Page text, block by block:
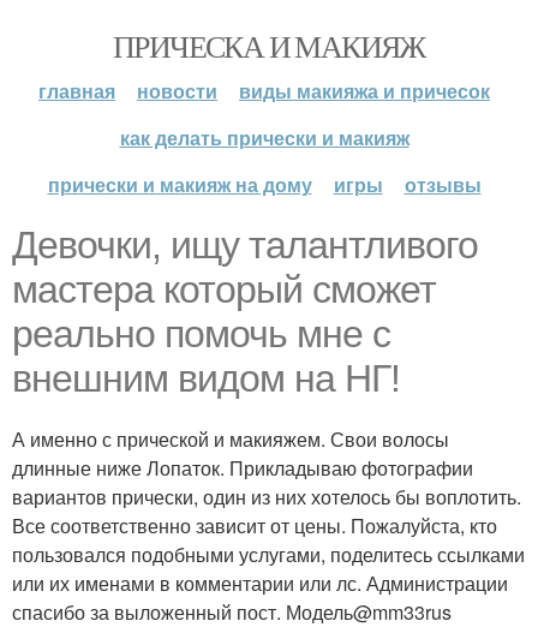
ПРИЧЕСКА И МАКИЯЖ
главная новости
виды макияжа и причесок
как делать прически и макияж
прически и макияж на дому
игры отзывы
Девочки, ищу талантливого
мастера который сможет
реально помочь мне с
внешним видом на НГ!
А именно с прической и макияжем. Свои волосы
длинные ниже Лопаток. Прикладываю фотографии
вариантов прически, один из них хотелось бы воплотить.
Все соответственно зависит от цены. Пожалуйста, кто
пользовался подобными услугами, поделитесь ссылками
или их именами в комментарии или лс. Администрации
спасибо за выложенный пост. Модель@mm33rus